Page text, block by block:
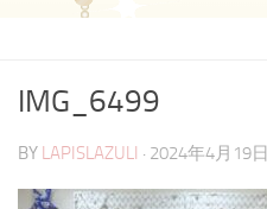
IMG_6499
BY LAPISLAZULI · 2024年4月19日